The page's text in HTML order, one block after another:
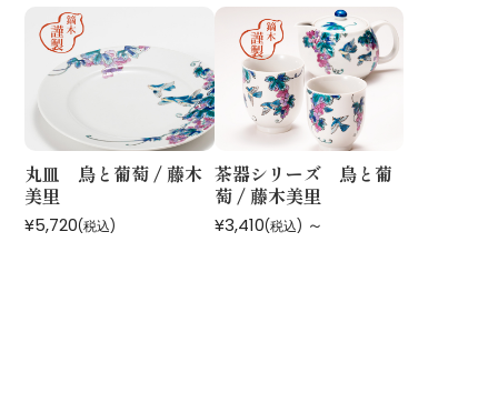
丸皿 鳥と葡萄 / 藤木
美里
¥5,720(税込)
茶器シリーズ 鳥と葡
萄 / 藤木美里
¥3,410(税込) ～